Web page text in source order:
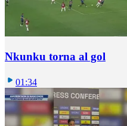
Nkunku torna al gol
01:34